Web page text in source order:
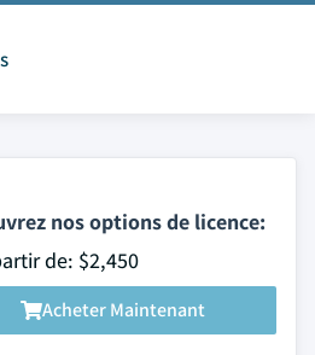
nos options de licence:
de: $2,450
Acheter Maintenant